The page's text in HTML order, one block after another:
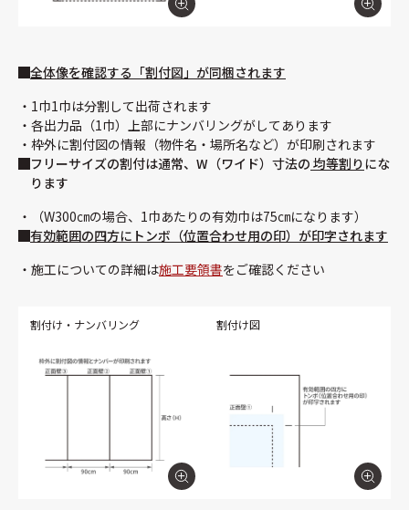
全体像を確認する「割付図」が同梱されます
1巾1巾は分割して出荷されます
各出力品（1巾）上部にナンバリングがしてあります
枠外に割付図の情報（物件名・場所名など）が印刷されます
フリーサイズの割付は通常、W（ワイド）寸法の 均等割りにな
ります
（W300㎝の場合、1巾あたりの有効巾は75㎝になります）
有効範囲の四方にトンボ（位置合わせ用の印）が印字されます
施工についての詳細は施工要領書をご確認ください
割付け・ナンバリング 割付け図